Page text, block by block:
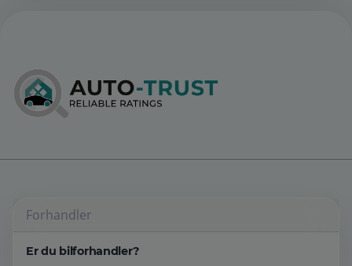
Forhandler
Er du bilforhandler?